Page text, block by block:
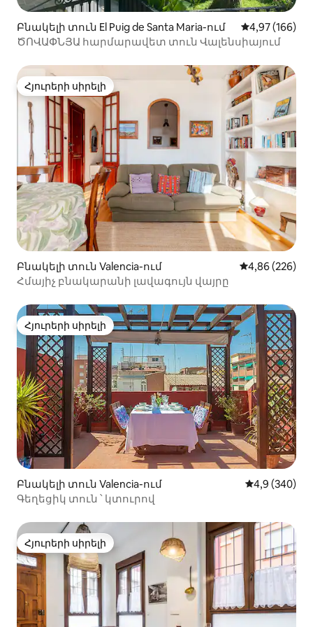
Բնակելի տուն El Puig de Santa Maria-ում Միջին
4,97 (166)
ԾՈՎԱՓՆՅԱ հարմարավետ տուն Վալենսիայում
Հյուրերի սիրելի
Հյուրերի սիրելի
Բնակելի տուն Valencia-ում Միջին
4,86 (226)
Հմայիչ բնակարանի լավագույն վայրը
Հյուրերի սիրելի
Հյուրերի սիրելի
Բնակելի տուն Valencia-ում Միջին
4,9 (340)
Գեղեցիկ տուն ՝ կտուրով
Հյուրերի սիրելի
Հյուրերի սիրելի